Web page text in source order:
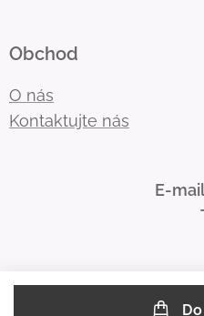
Obchod
O nás
Kontaktujte nás
E-